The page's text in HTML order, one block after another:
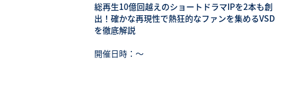
総再生10億回越えのショートドラマIPを2本も創
出！確かな再現性で熱狂的なファンを集めるVSD
を徹底解説
開催日時：〜